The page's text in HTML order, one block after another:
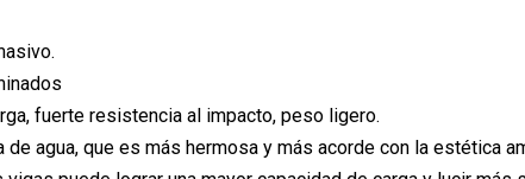
fuerte resistencia al impacto, peso ligero.
agua, que es más hermosa y más acorde con la estética